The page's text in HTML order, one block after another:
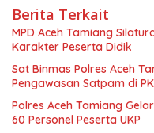
Berita Terkait
MPD Aceh Tamiang
Karakter Peserta Didik
Sat Binmas Polres Aceh
Pengawasan Satpam di
Polres Aceh Tamiang
60 Personel Peserta UKP